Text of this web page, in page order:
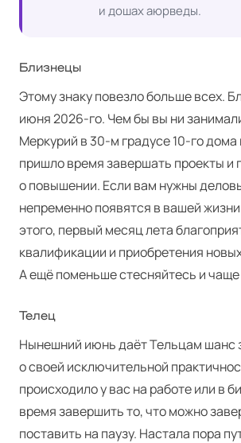
и дошах аюрведы.
Близнецы
Этому знаку повезло больше всех.
июня 2026-го. Чем бы вы ни
Меркурий в 30‑м градусе 10-го дома
пришло время завершать проекты и
о повышении. Если вам нужны
непременно появятся в вашей
этого, первый месяц лета
квалификации и приобретения
А ещё поменьше стесняйтесь и чаще
Телец
Нынешний июнь даёт Тельцам шанс
о своей исключительной
происходило у вас на работе или в
время завершить то, что можно
поставить на паузу. Настала пора